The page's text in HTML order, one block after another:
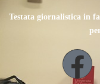
Testata giornalistica in